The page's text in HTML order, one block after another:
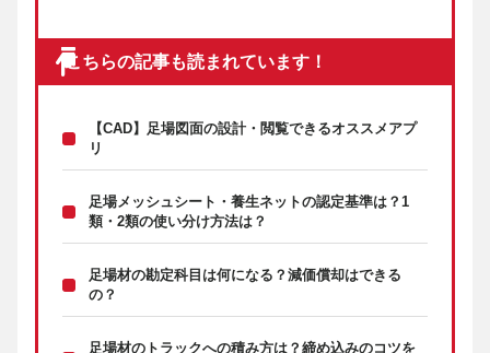
こちらの記事も読まれています！
【CAD】足場図面の設計・閲覧できるオススメアプ
リ
足場メッシュシート・養生ネットの認定基準は？1
類・2類の使い分け方法は？
足場材の勘定科目は何になる？減価償却はできる
の？
足場材のトラックへの積み方は？締め込みのコツを